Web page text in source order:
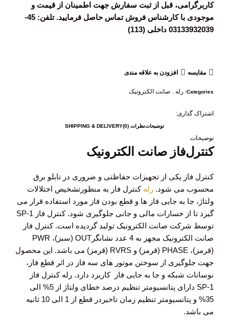
کاربرگرامی، قبل از ثبت سفارش جهت اطمینان از قیمت و
موجودی با کارشناس فروش تماس حاصل فرمایید. تلفن: 45-
03133932039 داخلی (113)
مقايسه افزودن به علاقه مندی
Categories: رله صانت الکترونیک
اشتراک گذاری:
توضیحاتنظرات (0) SHIPPING & DELIVERY
توضیحات
کنترل‌فاز صانت الکترونیک
کنترل فاز یکی از تجهیزات حفاظتی و ضروری در تابلو برق
محسوب می شود. رله کنترل فاز به منظورتشخیص اختلالات
ولتاژ، جا به جایی فاز ها و قطع بودن فاز مورد استفاده قرار می
گیرد تا از خسارات مالی و جانی جلوگیری شود. کنترل فاز SP-1
توسط شرکت صانت الکترونیک تولید گردیده است. کنترل فاز
صانت الکترونیک مجهز به 4 عدد نشانگرOUT (سبز)، PWR
(قرمز)، PHASE (قرمز) و RVRS (قرمز) می باشد. این محصول
جهت جلوگیری از سوختن موتور های سه فاز در اثر قطع فاز،
نوسانات شبکه و جا به جایی فاز کاربرد دارد. رله کنترل فاز
SP-1 دارای پتانسیومتر تنظیم درصد خطای ولتاژ از 5% الی
35% و پتانسیومتر تنظیم زمان تاخیردر قطع از 1 الی 10 ثانیه
می باشد.